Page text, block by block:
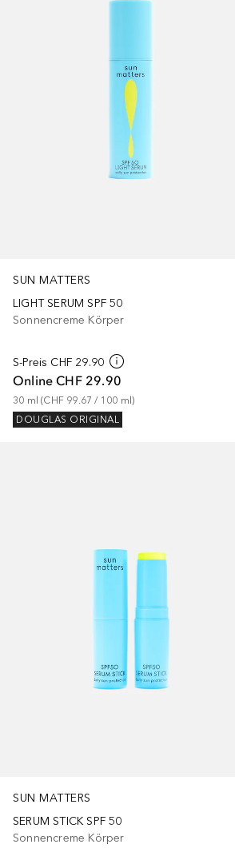
SUN MATTERS
LIGHT SERUM SPF 50
Sonnencreme Körper
S-Preis CHF 29.90
Online CHF 29.90
30 ml (CHF 99.67 / 100 ml)
DOUGLAS ORIGINAL
SUN MATTERS
SERUM STICK SPF 50
Sonnencreme Körper